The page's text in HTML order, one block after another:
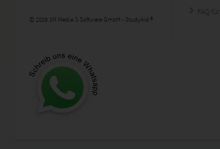
© 2026 1M Media & Software GmbH - StudyAid ®
FAQ